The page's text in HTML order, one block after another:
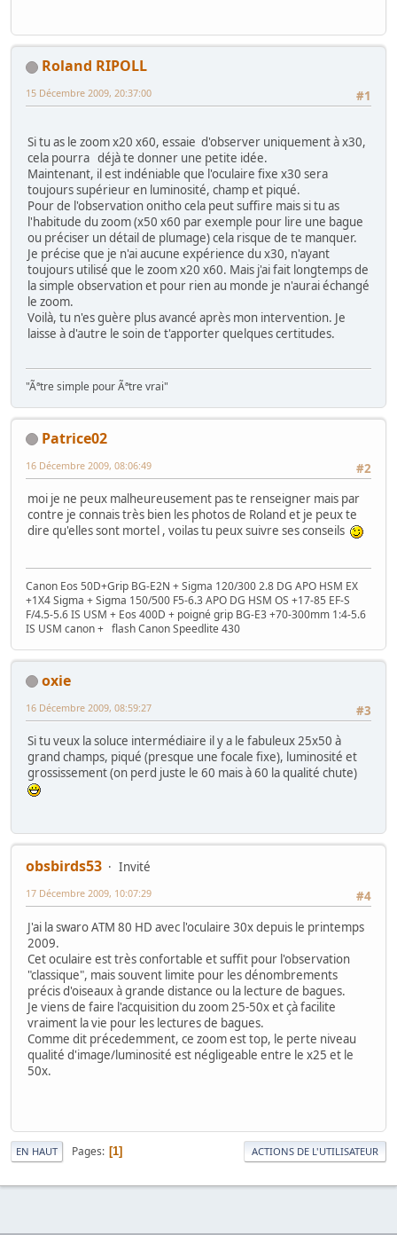
Roland RIPOLL
#1
15 Décembre 2009, 20:37:00
Si tu as le zoom x20 x60, essaie d'observer uniquement à x30,
cela pourra déjà te donner une petite idée.
Maintenant, il est indéniable que l'oculaire fixe x30 sera
toujours supérieur en luminosité, champ et piqué.
Pour de l'observation onitho cela peut suffire mais si tu as
l'habitude du zoom (x50 x60 par exemple pour lire une bague
ou préciser un détail de plumage) cela risque de te manquer.
Je précise que je n'ai aucune expérience du x30, n'ayant
toujours utilisé que le zoom x20 x60. Mais j'ai fait longtemps de
la simple observation et pour rien au monde je n'aurai échangé
le zoom.
Voilà, tu n'es guère plus avancé après mon intervention. Je
laisse à d'autre le soin de t'apporter quelques certitudes.
"Ãªtre simple pour Ãªtre vrai"
Patrice02
#2
16 Décembre 2009, 08:06:49
moi je ne peux malheureusement pas te renseigner mais par
contre je connais très bien les photos de Roland et je peux te
dire qu'elles sont mortel , voilas tu peux suivre ses conseils
Canon Eos 50D+Grip BG-E2N + Sigma 120/300 2.8 DG APO HSM EX
+1X4 Sigma + Sigma 150/500 F5-6.3 APO DG HSM OS +17-85 EF-S
F/4.5-5.6 IS USM + Eos 400D + poigné grip BG-E3 +70-300mm 1:4-5.6
IS USM canon + flash Canon Speedlite 430
oxie
#3
16 Décembre 2009, 08:59:27
Si tu veux la soluce intermédiaire il y a le fabuleux 25x50 à
grand champs, piqué (presque une focale fixe), luminosité et
grossissement (on perd juste le 60 mais à 60 la qualité chute)
obsbirds53
Invité
#4
17 Décembre 2009, 10:07:29
J'ai la swaro ATM 80 HD avec l'oculaire 30x depuis le printemps
2009.
Cet oculaire est très confortable et suffit pour l'observation
"classique", mais souvent limite pour les dénombrements
précis d'oiseaux à grande distance ou la lecture de bagues.
Je viens de faire l'acquisition du zoom 25-50x et çà facilite
vraiment la vie pour les lectures de bagues.
Comme dit précedemment, ce zoom est top, le perte niveau
qualité d'image/luminosité est négligeable entre le x25 et le
50x.
EN HAUT Pages 1 ACTIONS DE L'UTILISATEUR